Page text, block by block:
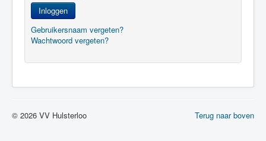
Inloggen
Gebruikersnaam vergeten?
Wachtwoord vergeten?
Terug naar boven
© 2026 VV Hulsterloo